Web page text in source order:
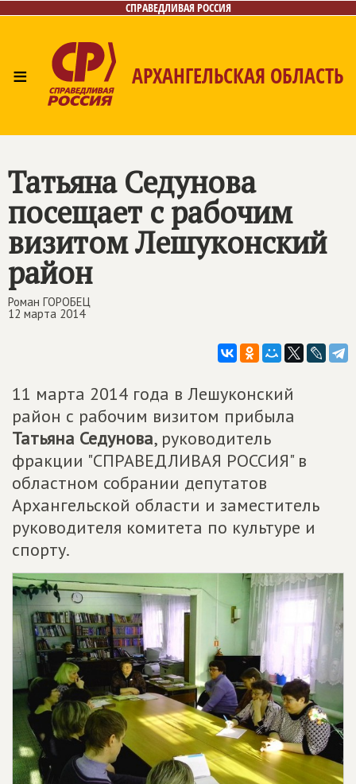
СПРАВЕДЛИВАЯ РОССИЯ
≡ АРХАНГЕЛЬСКАЯ ОБЛАСТЬ
Контакты
Татьяна Седунова
посещает с рабочим
визитом Лешуконский
район
Роман ГОРОБЕЦ
12 марта 2014
11 марта 2014 года в Лешуконский
район с рабочим визитом прибыла
Татьяна Седунова, руководитель
фракции "СПРАВЕДЛИВАЯ РОССИЯ" в
областном собрании депутатов
Архангельской области и заместитель
руководителя комитета по культуре и
спорту.